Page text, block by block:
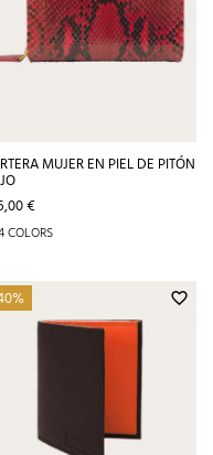
MUJER EN PIEL DE PITÓN
€
COLORS
favorite_border